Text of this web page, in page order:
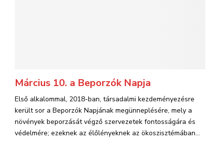
Március 10. a Beporzók Napja
Első alkalommal, 2018-ban, társadalmi kezdeményezésre
került sor a Beporzók Napjának megünneplésére, mely a
növények beporzását végző szervezetek fontosságára és
védelmére; ezeknek az élőlényeknek az ökoszisztémában...